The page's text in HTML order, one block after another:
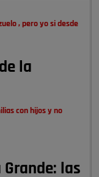
, pero yo si desde
la
con hijos y no
las